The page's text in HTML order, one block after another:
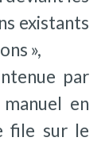
existants
»,
par
en
file sur le